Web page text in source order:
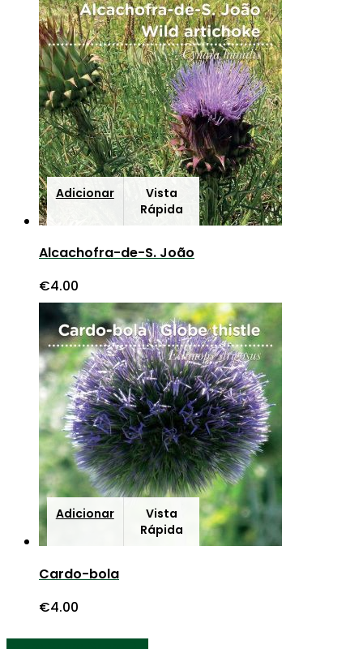
Adicionar
Vista
Rápida
Alcachofra-de-S. João
€4.00
Adicionar
Vista
Rápida
Cardo-bola
€4.00